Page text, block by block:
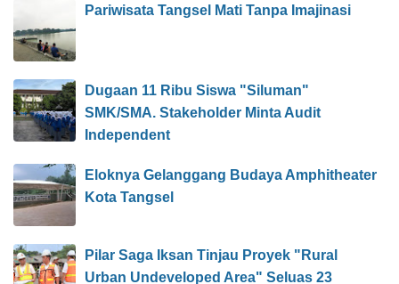
Pariwisata Tangsel Mati Tanpa Imajinasi
Dugaan 11 Ribu Siswa "Siluman"
SMK/SMA. Stakeholder Minta Audit
Independent
Eloknya Gelanggang Budaya Amphitheater
Kota Tangsel
Pilar Saga Iksan Tinjau Proyek "Rural
Urban Undeveloped Area" Seluas 23